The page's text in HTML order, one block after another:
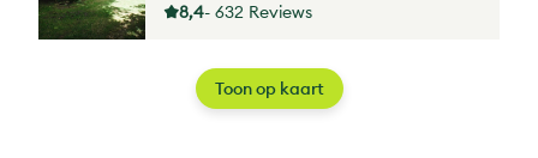
8,4- 632 Reviews
Toon op kaart